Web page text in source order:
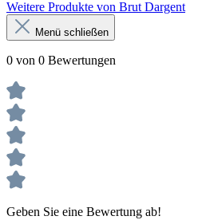
Weitere Produkte von Brut Dargent
Menü schließen
0 von 0 Bewertungen
Geben Sie eine Bewertung ab!